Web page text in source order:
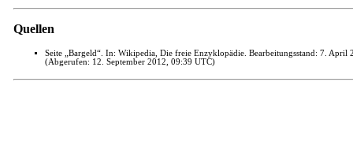
Quellen
Seite „Bargeld“. In: Wikipedia, Die freie Enzyklopädie. Bearbeitungsstand: 7.
(Abgerufen: 12. September 2012, 09:39 UTC)